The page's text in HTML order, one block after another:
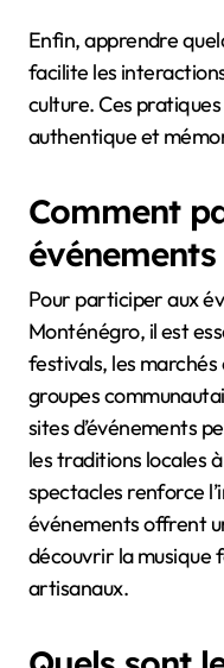
Enfin, apprendre
facilite les
culture. Ces
authentique et
Comment
Pour participer aux
Monténégro, il est
festivals, les marchés
groupes
sites d’événements
les traditions locales
spectacles renforce
événements offrent
découvrir la musique
artisanaux.